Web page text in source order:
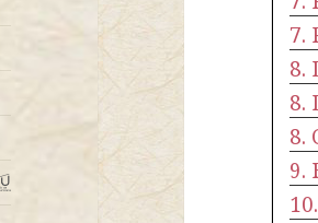
7.
8.
8.
8.
9.